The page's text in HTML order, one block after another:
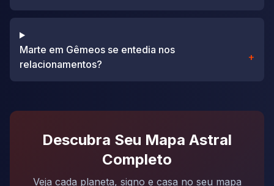
Marte em Gêmeos se entedia nos
relacionamentos?
+
Descubra Seu Mapa Astral
Completo
Veja cada planeta, signo e casa no seu mapa